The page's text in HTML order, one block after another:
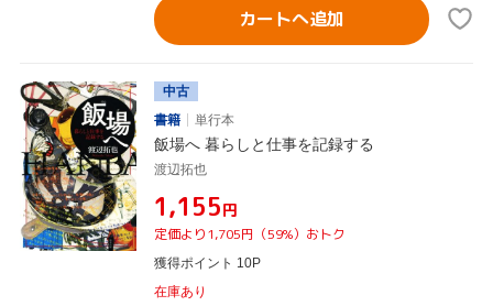
カートへ追加
中古
書籍
単行本
飯場へ 暮らしと仕事を記録する
渡辺拓也
¥1,155円
定価より1,705円（59%）おトク
獲得ポイント 10P
在庫あり